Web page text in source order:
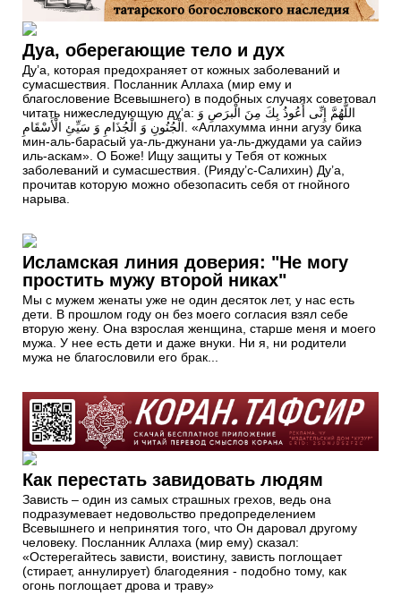
Дуа, оберегающие тело и дух
Ду’а, которая предохраняет от кожных заболеваний и
сумасшествия. Посланник Аллаха (мир ему и
благословение Всевышнего) в подобных случаях советовал
читать нижеследующую ду’а: اللَّهُمَّ إِنِّى أَعُوذُ بِكَ مِنَ الْبرَصِ وَ
الْجُنُونِ وَ الْجُذَامِ وَ سَيِّئِ الْأَسْقَامِ. «Аллахумма инни агузу бика
мин-аль-барасый уа-ль-джунани уа-ль-джудами уа сайиэ
иль-аскам». О Боже! Ищу защиты у Тебя от кожных
заболеваний и сумасшествия. (Рияду’c-Салихин) Ду’а,
прочитав которую можно обезопасить себя от гнойного
нарыва.
Исламская линия доверия: "Не могу
простить мужу второй никах"
Мы с мужем женаты уже не один десяток лет, у нас есть
дети. В прошлом году он без моего согласия взял себе
вторую жену. Она взрослая женщина, старше меня и моего
мужа. У нее есть дети и даже внуки. Ни я, ни родители
мужа не благословили его брак...
Как перестать завидовать людям
Зависть – один из самых страшных грехов, ведь она
подразумевает недовольство предопределением
Всевышнего и непринятия того, что Он даровал другому
человеку. Посланник Аллаха (мир ему) сказал:
«Остерегайтесь зависти, воистину, зависть поглощает
(стирает, аннулирует) благодеяния - подобно тому, как
огонь поглощает дрова и траву»